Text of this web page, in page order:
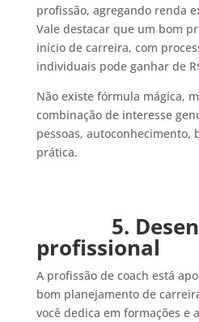
profissão, agregando renda
Vale destacar que um bom
início de carreira, com
individuais pode ganhar de
Não existe fórmula mágica,
combinação de interesse
pessoas, autoconhecimento,
prática.
5.
profissional
A profissão de coach está
bom planejamento de
você dedica em formações e